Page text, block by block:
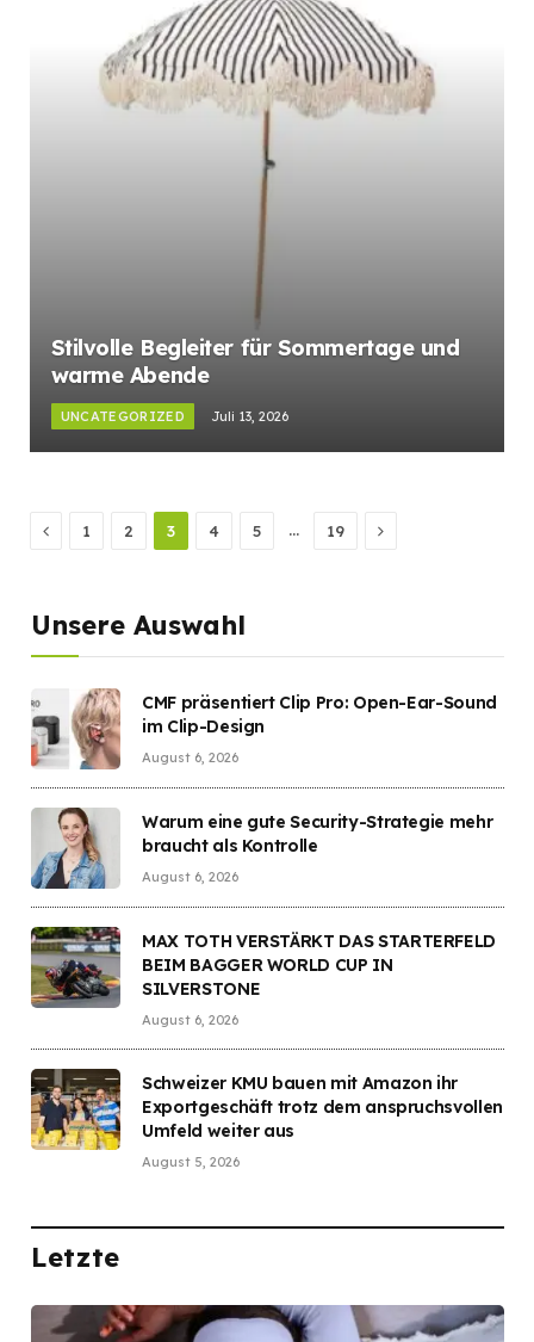
Stilvolle Begleiter für Sommertage und
warme Abende
UNCATEGORIZED Juli 13, 2026
Previous
1 2 3 4 5 … 19 Next
Unsere Auswahl
CMF präsentiert Clip Pro: Open-Ear-Sound
im Clip-Design
August 6, 2026
Warum eine gute Security-Strategie mehr
braucht als Kontrolle
August 6, 2026
MAX TOTH VERSTÄRKT DAS STARTERFELD
BEIM BAGGER WORLD CUP IN
SILVERSTONE
August 6, 2026
Schweizer KMU bauen mit Amazon ihr
Exportgeschäft trotz dem anspruchsvollen
Umfeld weiter aus
August 5, 2026
Letzte